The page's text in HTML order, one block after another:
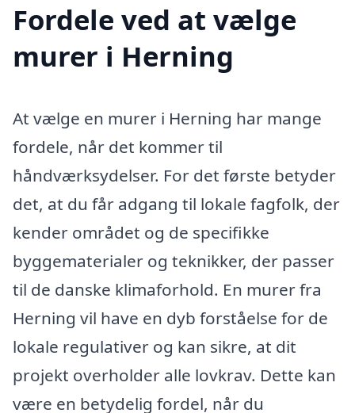
Fordele ved at vælge
murer i Herning
At vælge en murer i Herning har mange
fordele, når det kommer til
håndværksydelser. For det første betyder
det, at du får adgang til lokale fagfolk, der
kender området og de specifikke
byggematerialer og teknikker, der passer
til de danske klimaforhold. En murer fra
Herning vil have en dyb forståelse for de
lokale regulativer og kan sikre, at dit
projekt overholder alle lovkrav. Dette kan
være en betydelig fordel, når du